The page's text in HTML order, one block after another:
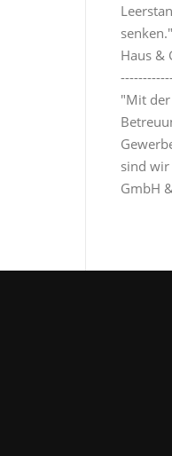
Haus &
"Mit
sind wir
GmbH